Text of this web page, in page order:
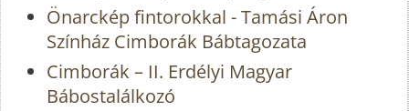
Önarckép fintorokkal - Tamási Áron
Színház Cimborák Bábtagozata
Cimborák – II. Erdélyi Magyar
Bábostalálkozó